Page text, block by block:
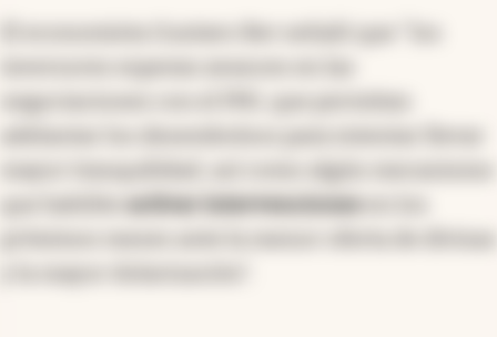
negociaciones con el FMI, que permitan
mayor tranquilidad, así como algún mecanismo
activar intervenciones